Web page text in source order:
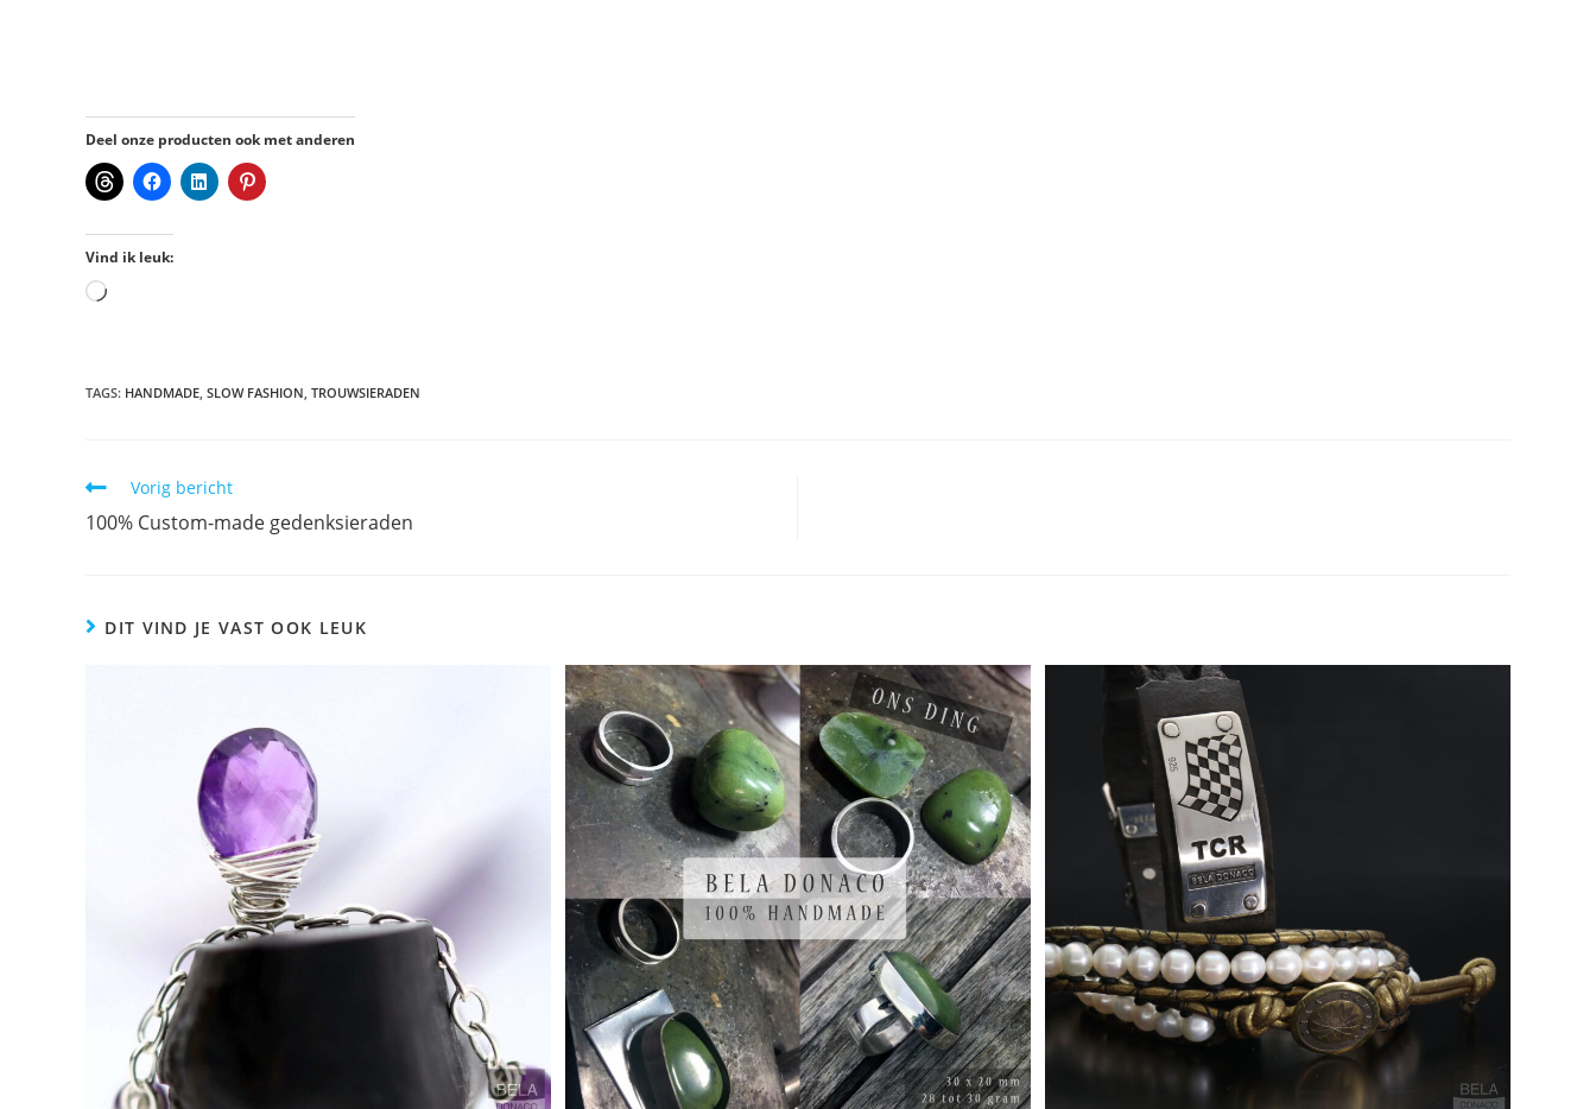
Deel onze producten ook met anderen
Vind ik leuk:
TAGS: HANDMADE, SLOW FASHION, TROUWSIERADEN
Vorig bericht
100% Custom-made gedenksieraden
DIT VIND JE VAST OOK LEUK